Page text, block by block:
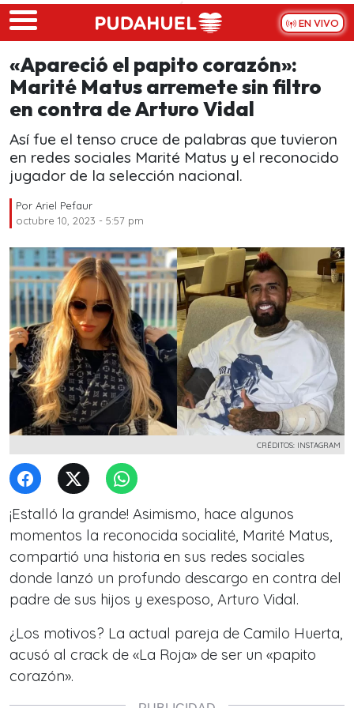
Skip to main content
EN VIVO
«Apareció el papito corazón»:
Marité Matus arremete sin filtro
en contra de Arturo Vidal
Así fue el tenso cruce de palabras que tuvieron
en redes sociales Marité Matus y el reconocido
jugador de la selección nacional.
Por Ariel Pefaur
octubre 10, 2023 - 5:57 pm
CRÉDITOS: INSTAGRAM
¡Estalló la grande! Asimismo, hace algunos
momentos la reconocida socialité, Marité Matus,
compartió una historia en sus redes sociales
donde lanzó un profundo descargo en contra del
padre de sus hijos y exesposo, Arturo Vidal.
¿Los motivos? La actual pareja de Camilo Huerta,
acusó al crack de «La Roja» de ser un «papito
corazón».